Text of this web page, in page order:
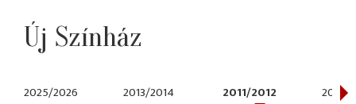
Új Színház
2025/2026 2013/2014 2011/2012 2010/